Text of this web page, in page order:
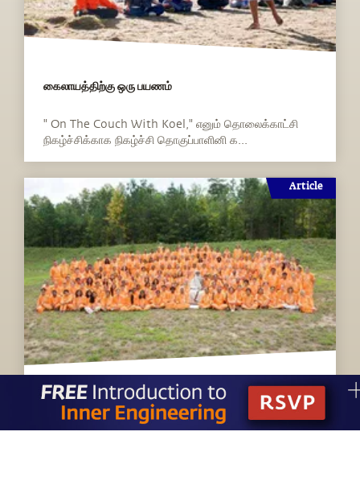
கைலாயத்திற்கு ஒரு பயணம்
" On The Couch With Koel," எனும் தொலைக்காட்சி
நிகழ்ச்சிக்காக நிகழ்ச்சி தொகுப்பாளினி க...
Article
அனாதி – ஒரு பங்கேற்பாளரின் பகிர்வு